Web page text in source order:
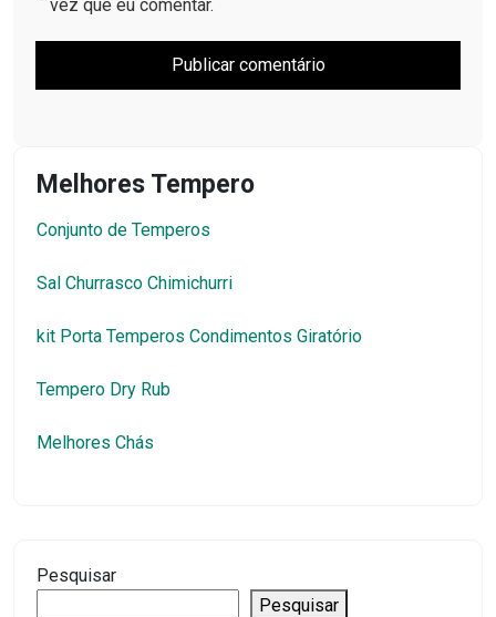
vez que eu comentar.
Melhores Tempero
Conjunto de Temperos
Sal Churrasco Chimichurri
kit Porta Temperos Condimentos Giratório
Tempero Dry Rub
Melhores Chás
Pesquisar
Pesquisar